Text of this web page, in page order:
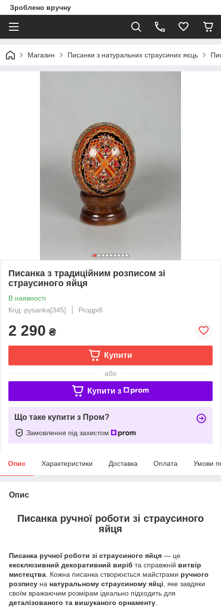
Зроблено вручну
Магазин Писанки з натуральних страусиних яєць
Писанка з традиційним розписом зі
страусиного яйця
В наявності
Код: pysanka[345]
Роздріб
2 290 ₴
Купити
або
Купити з
Що таке купити з Пром?
Замовлення під захистом
Опис Характеристики Доставка Оплата Умови
Опис
Писанка ручної роботи зі страусиного
яйця
Писанка ручної роботи зі страусиного яйця — це
ексклюзивний декоративний виріб та справжній витвір
мистецтва. Кожна писанка створюється майстрами ручного
розпису на натуральному страусиному яйці, яке завдяки
своїм вражаючим розмірам ідеально підходить для
деталізованого та вишуканого орнаменту.